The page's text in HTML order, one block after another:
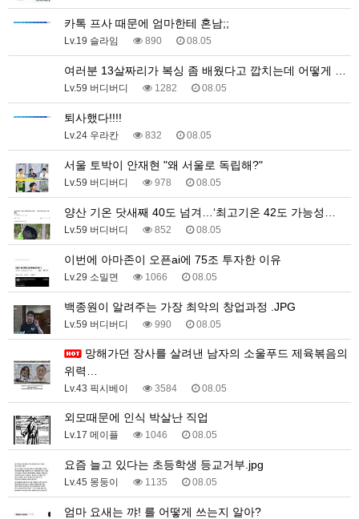
카톡 프사 때문에 엄마한테 혼남;;
Lv.19 슬라임 890 08.05
여러분 13살짜리가 복싱 좀 배웠다고 깝치는데 어떻게 …
Lv.59 버디버디 1282 08.05
퇴사했다!!!!
Lv.24 우라칸 832 08.05
서울 토박이 안재현 "왜 서울로 독립해?"
Lv.59 버디버디 978 08.05
양산 기온 닷새째 40도 넘겨…‘최고기온 42도 가능성…
Lv.59 버디버디 852 08.05
이번에 아마존이 오픈ai에 75조 투자한 이유
Lv.29 소밀면 1066 08.05
백종원이 알려주는 가장 최악의 창업과정 .JPG
Lv.59 버디버디 990 08.05
위력…
Lv.43 픽시베이 3584 08.05
외모때문에 인식 박살난 직업
Lv.17 메이플 1046 08.05
요즘 늘고 있다는 초등학생 등교거부.jpg
Lv.45 몽둥이 1135 08.05
엄마 요새는 꺄! 를 어떻게 쓰는지 알아?